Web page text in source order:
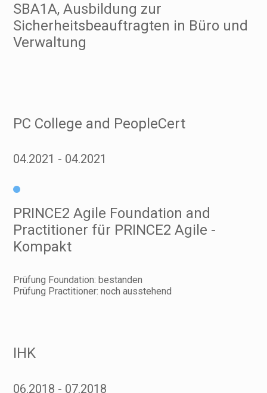
SBA1A, Ausbildung zur
Sicherheitsbeauftragten in Büro und
Verwaltung
PC College and PeopleCert
04.2021 04.2021
PRINCE2 Agile Foundation and
Practitioner für PRINCE2 Agile -
Kompakt
Prüfung Foundation: bestanden
Prüfung Practitioner: noch ausstehend
IHK
06.2018 07.2018